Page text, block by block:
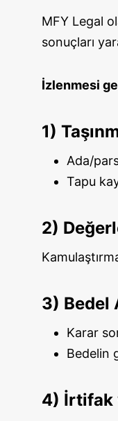
MFY Legal
sonuçları
İzlenmesi
1)
Ada/
Tapu
2)
3) Bedel
Karar
Bedelin
4) İrtifak